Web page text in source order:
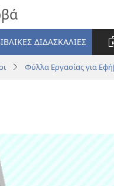
ΔΙΔΑΣΚΑΛΙΕΣ
Φύλλα Εργασίας για